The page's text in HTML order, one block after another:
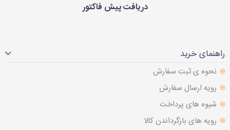
دریافت پیش فاکتور
راهنمای خرید
نحوه ی ثبت سفارش
رویه ارسال سفارش
شیوه های پرداخت
رویه های بازگرداندن کالا